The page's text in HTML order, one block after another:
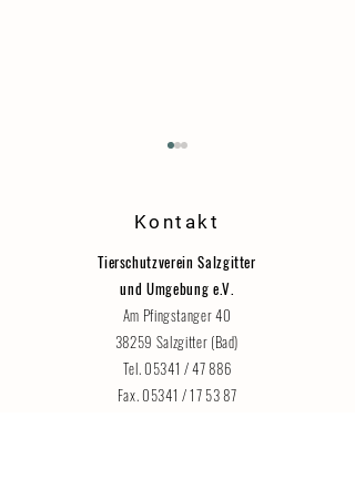
Katzenhaus vorübergehend für
Besucher geschlossen
Kontakt
Tierschutzverein Salzgitter
und Umgebung e.V.
Am Pfingstanger 40
38259 Salzgitter (Bad)
Tel. 05341 / 47 886
Fax. 05341 / 17 53 87